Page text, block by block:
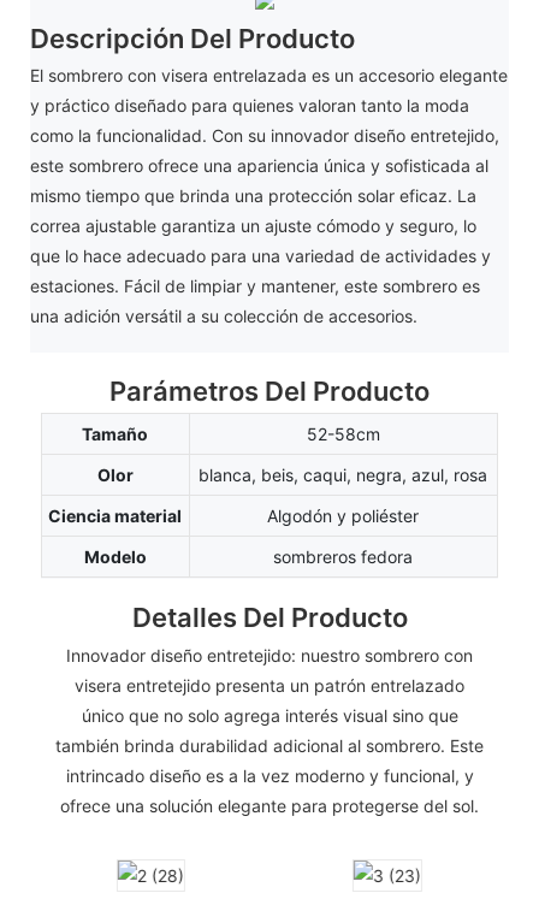
Descripción Del Producto
El sombrero con visera entrelazada es un accesorio elegante
y práctico diseñado para quienes valoran tanto la moda
como la funcionalidad. Con su innovador diseño entretejido,
este sombrero ofrece una apariencia única y sofisticada al
mismo tiempo que brinda una protección solar eficaz. La
correa ajustable garantiza un ajuste cómodo y seguro, lo
que lo hace adecuado para una variedad de actividades y
estaciones. Fácil de limpiar y mantener, este sombrero es
una adición versátil a su colección de accesorios.
Parámetros Del Producto
Tamaño
52-58cm
Olor
blanca, beis, caqui, negra, azul, rosa
Ciencia material
Algodón y poliéster
Modelo
sombreros fedora
Detalles Del Producto
Innovador diseño entretejido: nuestro sombrero con
visera entretejido presenta un patrón entrelazado
único que no solo agrega interés visual sino que
también brinda durabilidad adicional al sombrero. Este
intrincado diseño es a la vez moderno y funcional, y
ofrece una solución elegante para protegerse del sol.